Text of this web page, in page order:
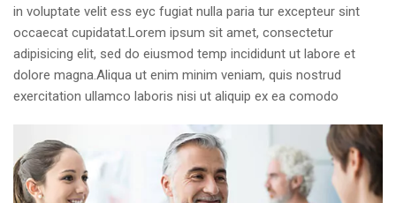
in voluptate velit ess eyc fugiat nulla paria tur excepteur sint
occaecat cupidatat.Lorem ipsum sit amet, consectetur
adipisicing elit, sed do eiusmod temp incididunt ut labore et
dolore magna.Aliqua ut enim minim veniam, quis nostrud
exercitation ullamco laboris nisi ut aliquip ex ea comodo